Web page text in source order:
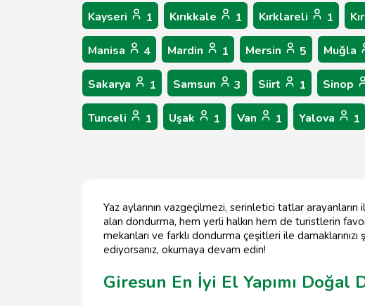
Kayseri 1 Kırıkkale 1 Kırklareli 1
Manisa 4 Mardin 1 Mersin 5 Muğla
Sakarya 1 Samsun 3 Siirt 1 Sinop
Tunceli 1 Uşak 1 Van 1 Yalova 1
Yaz aylarının vazgeçilmezi, serinletici tatlar
alan dondurma, hem yerli halkın hem de turistlerin
mekanları ve farklı dondurma çeşitleri ile
ediyorsanız, okumaya devam edin!
Giresun En İyi El Yapımı Doğal